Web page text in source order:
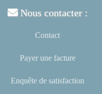
Nous contacter :
Contact
Payer une facture
Enquête de satisfaction